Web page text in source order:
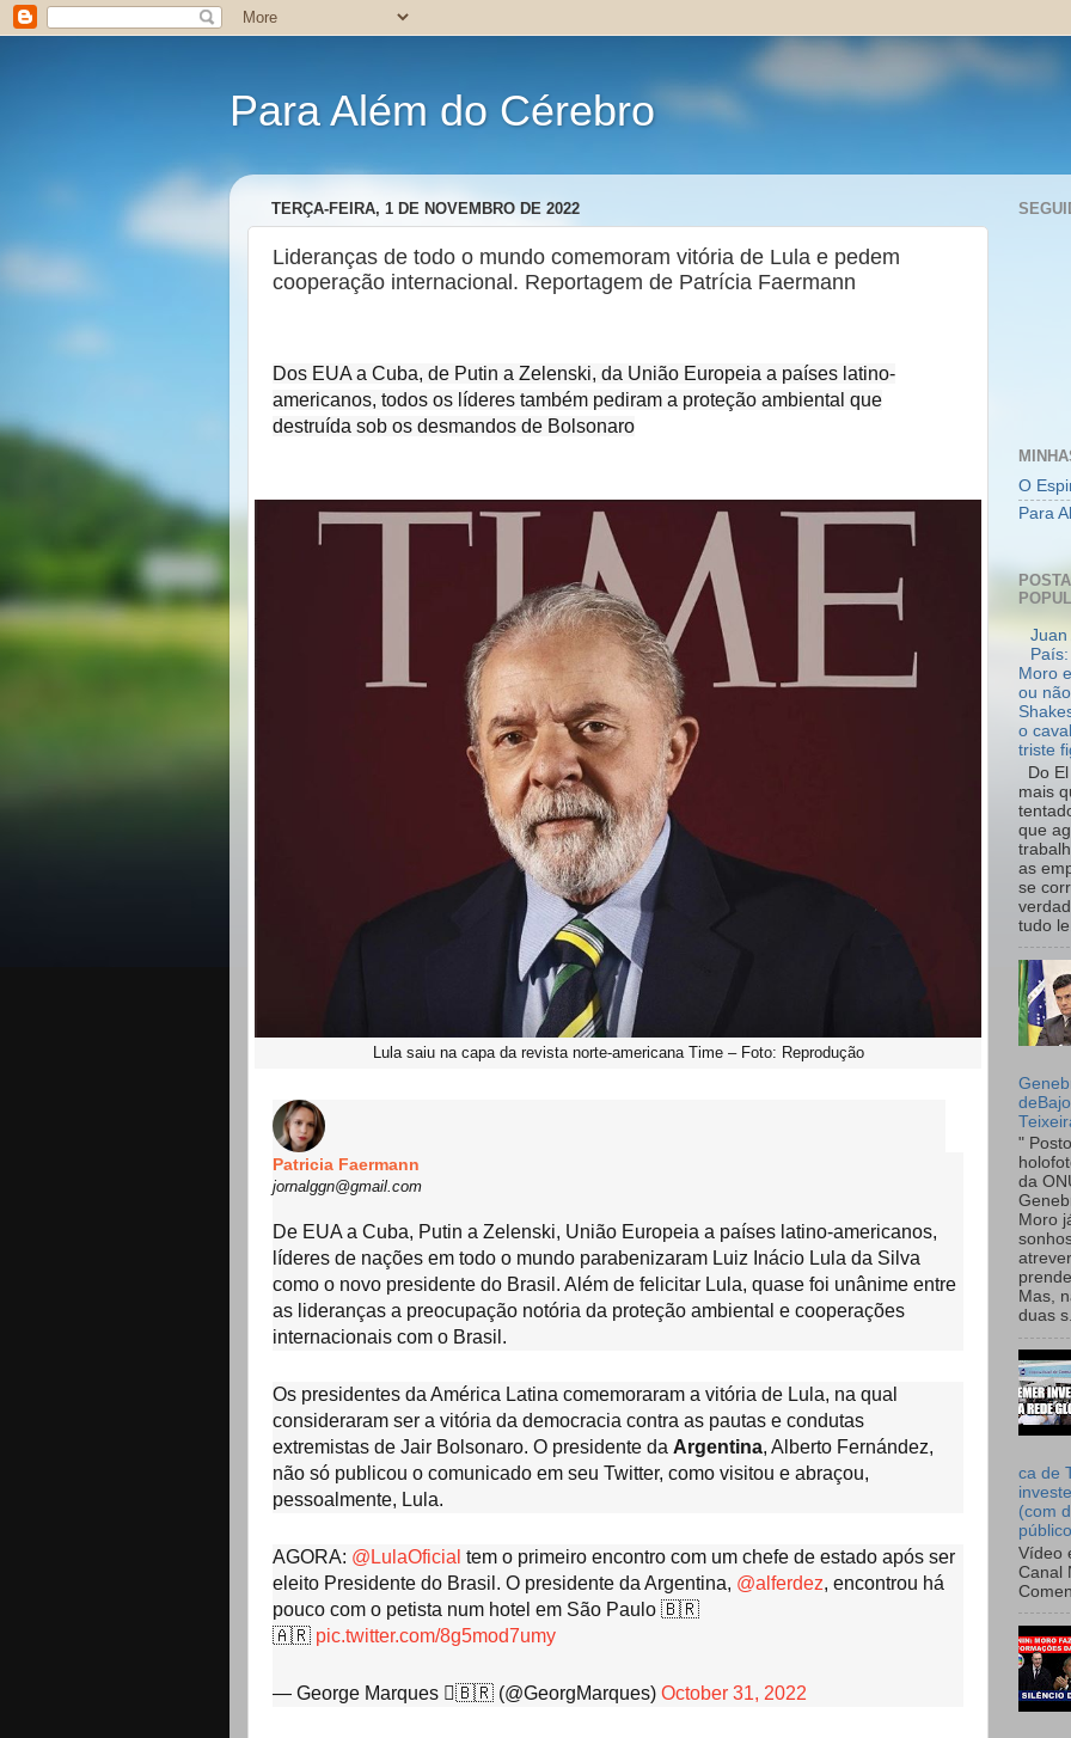
Para Além do Cérebro
TERÇA-FEIRA, 1 DE NOVEMBRO DE 2022
Lideranças de todo o mundo comemoram vitória de Lula e pedem
cooperação internacional. Reportagem de Patrícia Faermann
Dos EUA a Cuba, de Putin a Zelenski, da União Europeia a países latino-
americanos, todos os líderes também pediram a proteção ambiental que
destruída sob os desmandos de Bolsonaro
Lula saiu na capa da revista norte-americana Time – Foto: Reprodução
Patricia Faermann
jornalggn@gmail.com
De EUA a Cuba, Putin a Zelenski, União Europeia a países latino-americanos,
líderes de nações em todo o mundo parabenizaram Luiz Inácio Lula da Silva
como o novo presidente do Brasil. Além de felicitar Lula, quase foi unânime entre
as lideranças a preocupação notória da proteção ambiental e cooperações
internacionais com o Brasil.
Os presidentes da América Latina comemoraram a vitória de Lula, na qual
consideraram ser a vitória da democracia contra as pautas e condutas
extremistas de Jair Bolsonaro. O presidente da Argentina, Alberto Fernández,
não só publicou o comunicado em seu Twitter, como visitou e abraçou,
pessoalmente, Lula.
AGORA: @LulaOficial tem o primeiro encontro com um chefe de estado após ser
eleito Presidente do Brasil. O presidente da Argentina, @alferdez, encontrou há
pouco com o petista num hotel em São Paulo 🇧🇷
🇦🇷 pic.twitter.com/8g5mod7umy
— George Marques 🇧🇷 (@GeorgMarques) October 31, 2022
O
Para
Juan
Moro
ou
o
triste
Do
mais
que
as
se
tudo
"
da
Moro
Mas,
duas
ca de
(com
Vídeo
Canal